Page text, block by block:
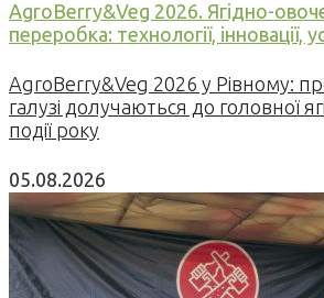
AgroBerry&Veg 2026. Ягідно-
переробка: технології, інновації,
AgroBerry&Veg 2026 у Рівному:
галузі долучаються до головної
події року
05.08.2026